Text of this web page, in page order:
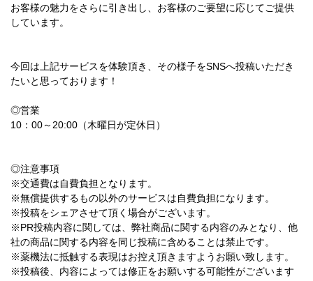
お客様の魅力をさらに引き出し、お客様のご要望に応じてご提供
しています。
今回は上記サービスを体験頂き、その様子をSNSへ投稿いただき
たいと思っております！
◎営業
10：00～20:00（木曜日が定休日）
◎注意事項
※交通費は自費負担となります。
※無償提供するもの以外のサービスは自費負担になります。
※投稿をシェアさせて頂く場合がございます。
※PR投稿内容に関しては、弊社商品に関する内容のみとなり、他
社の商品に関する内容を同じ投稿に含めることは禁止です。
※薬機法に抵触する表現はお控え頂きますようお願い致します。
※投稿後、内容によっては修正をお願いする可能性がございます